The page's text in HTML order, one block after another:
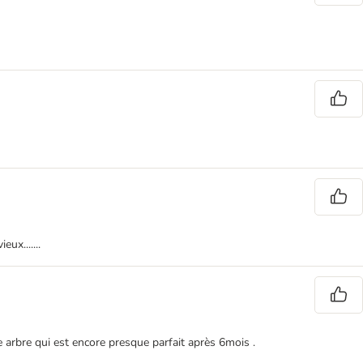
qui est encore presque parfait après 6mois .